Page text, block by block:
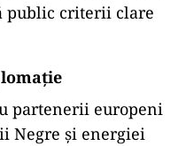
public criterii clare
partenerii europeni
Negre și energiei